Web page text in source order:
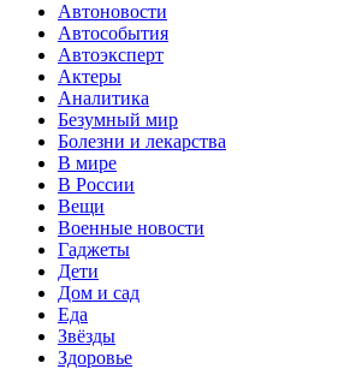
Автоновости
Автособытия
Автоэксперт
Актеры
Аналитика
Безумный мир
Болезни и лекарства
В мире
В России
Вещи
Военные новости
Гаджеты
Дети
Дом и сад
Еда
Звёзды
Здоровье